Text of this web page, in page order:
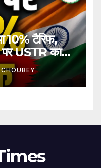
10% टैरिफ,
पर USTR का